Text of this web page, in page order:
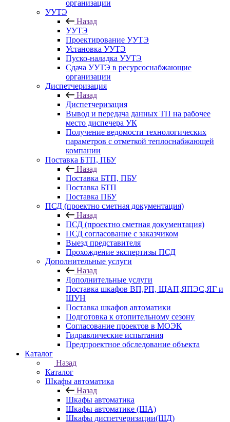
организации
УУТЭ
Назад
УУТЭ
Проектирование УУТЭ
Установка УУТЭ
Пуско-наладка УУТЭ
Сдача УУТЭ в ресурсоснабжающие
организации
Диспетчеризация
Назад
Диспетчеризация
Вывод и передача данных ТП на рабочее
место диспечера УК
Получение ведомости технологических
параметров с отметкой теплоснабжающей
компании
Поставка БТП, ПБУ
Назад
Поставка БТП, ПБУ
Поставка БТП
Поставка ПБУ
ПСД (проектно сметная документация)
Назад
ПСД (проектно сметная документация)
ПСД согласование с заказчиком
Выезд представителя
Прохождение экспертизы ПСД
Дополнительные услуги
Назад
Дополнительные услуги
Поставка шкафов ВП,РП, ЩАП,ЯПЭС,ЯГ и
ШУН
Поставка шкафов автоматики
Подготовка к отопительному сезону
Согласование проектов в МОЭК
Гидравлические испытания
Предпроектное обследование объекта
Каталог
Назад
Каталог
Шкафы автоматика
Назад
Шкафы автоматика
Шкафы автоматике (ША)
Шкафы диспетчеризации(ШД)